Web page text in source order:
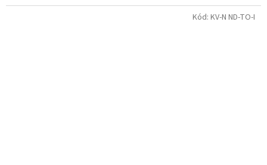
Kód: KV-N ND-TO-I